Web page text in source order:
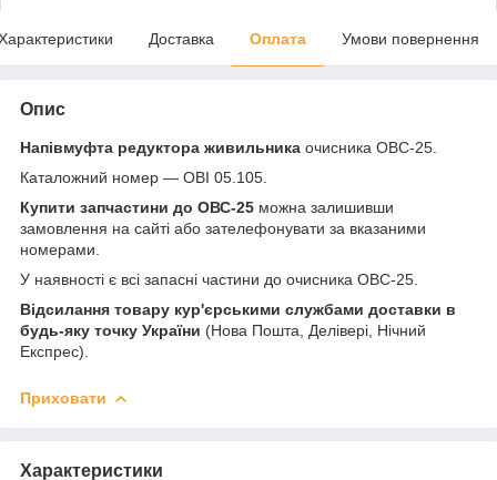
Доставка Оплата Умови повернення
Опис
Напівмуфта редуктора живильника очисника ОВС-25.
Каталожний номер — ОВІ 05.105.
Купити запчастини до ОВС-25 можна залишивши
замовлення на сайті або зателефонувати за вказаними
номерами.
У наявності є всі запасні частини до очисника ОВС-25.
Відсилання товару кур'єрськими службами доставки в
будь-яку точку України (Нова Пошта, Делівері, Нічний
Експрес).
Приховати
Характеристики